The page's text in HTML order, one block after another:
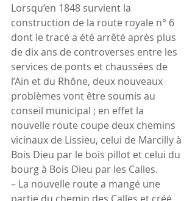
Lorsqu’en 1848 survient la
construction de la route royale n° 6
dont le tracé a été arrêté après plus
de dix ans de controverses entre les
services de ponts et chaussées de
l’Ain et du Rhône, deux nouveaux
problèmes vont être soumis au
conseil municipal ; en effet la
nouvelle route coupe deux chemins
vicinaux de Lissieu, celui de Marcilly à
Bois Dieu par le bois pillot et celui du
bourg à Bois Dieu par les Calles.
– La nouvelle route a mangé une
partie du chemin des Calles et créé